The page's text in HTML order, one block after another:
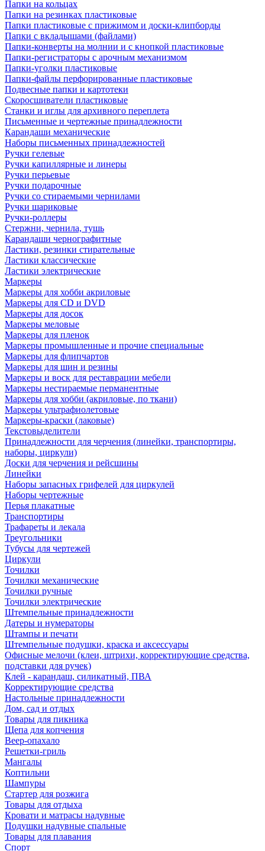
Папки на кольцах
Папки на резинках пластиковые
Папки пластиковые с прижимом и доски-клипборды
Папки с вкладышами (файлами)
Папки-конверты на молнии и с кнопкой пластиковые
Папки-регистраторы с арочным механизмом
Папки-уголки пластиковые
Папки-файлы перфорированные пластиковые
Подвесные папки и картотеки
Скоросшиватели пластиковые
Станки и иглы для архивного переплета
Письменные и чертежные принадлежности
Карандаши механические
Наборы письменных принадлежностей
Ручки гелевые
Ручки капиллярные и линеры
Ручки перьевые
Ручки подарочные
Ручки со стираемыми чернилами
Ручки шариковые
Ручки-роллеры
Стержни, чернила, тушь
Карандаши чернографитные
Ластики, резинки стирательные
Ластики классические
Ластики электрические
Маркеры
Маркеры для хобби акриловые
Маркеры для CD и DVD
Маркеры для досок
Маркеры меловые
Маркеры для пленок
Маркеры промышленные и прочие специальные
Маркеры для флипчартов
Маркеры для шин и резины
Маркеры и воск для реставрации мебели
Маркеры нестираемые перманентные
Маркеры для хобби (акриловые, по ткани)
Маркеры ультрафиолетовые
Маркеры-краски (лаковые)
Текстовыделители
Принадлежности для черчения (линейки, транспортиры,
наборы, циркули)
Доски для черчения и рейсшины
Линейки
Наборы запасных грифелей для циркулей
Наборы чертежные
Перья плакатные
Транспортиры
Трафареты и лекала
Треугольники
Тубусы для чертежей
Циркули
Точилки
Точилки механические
Точилки ручные
Точилки электрические
Штемпельные принадлежности
Датеры и нумераторы
Штампы и печати
Штемпельные подушки, краска и аксессуары
Офисные мелочи (клеи, штрихи, корректирующие средства,
подставки для ручек)
Клей - карандаш, силикатный, ПВА
Корректирующие средства
Настольные принадлежности
Дом, сад и отдых
Товары для пикника
Щепа для копчения
Веер-опахало
Решетки-гриль
Мангалы
Коптильни
Шампуры
Стартер для розжига
Товары для отдыха
Кровати и матрасы надувные
Подушки надувные спальные
Товары для плавания
Спорт